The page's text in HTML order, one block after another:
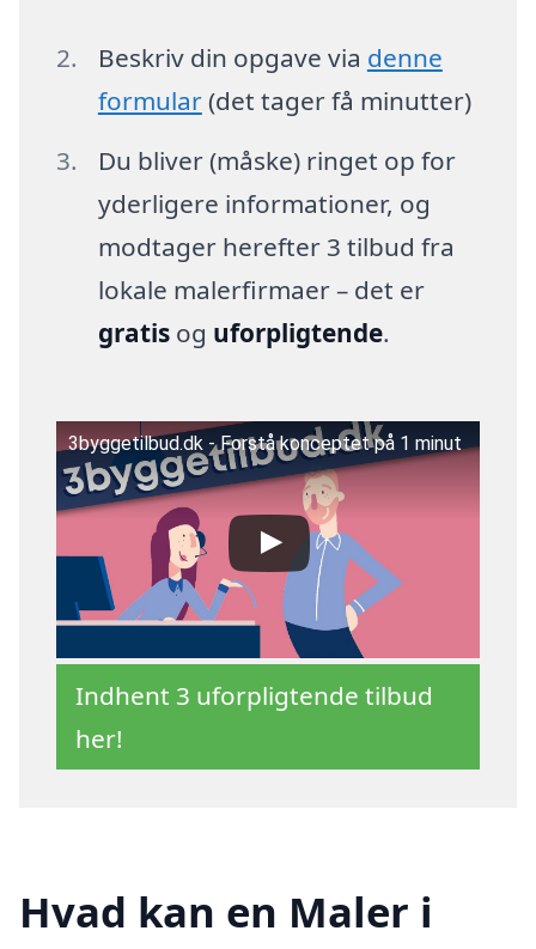
Beskriv din opgave via denne
formular(det tager få minutter)
Du bliver (måske) ringet op for
yderligere informationer, og
modtager herefter 3 tilbud fra
lokale malerfirmaer – det er
gratisog uforpligtende.
3byggetilbud.dk - Forstå konceptet på 1 minut
Indhent 3 uforpligtende tilbud
her!
Hvad kan en Maler i